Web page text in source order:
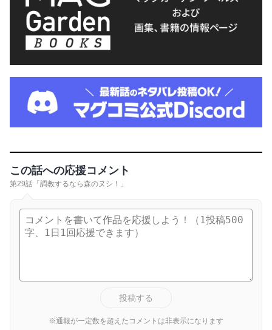
この話への応援コメント
第29話「調教するなら森のヌシ！」
投稿する
※通報が一定数を超えたコメントは非表示になります